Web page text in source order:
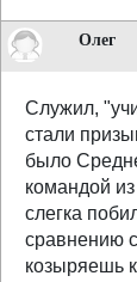
Олег
Служил,
стали
было
командой
слегка
сравнению
козыряешь